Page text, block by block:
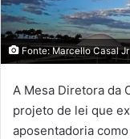
Fonte: Marcello Casal Jr
A Mesa Diretora da
projeto de lei que
aposentadoria